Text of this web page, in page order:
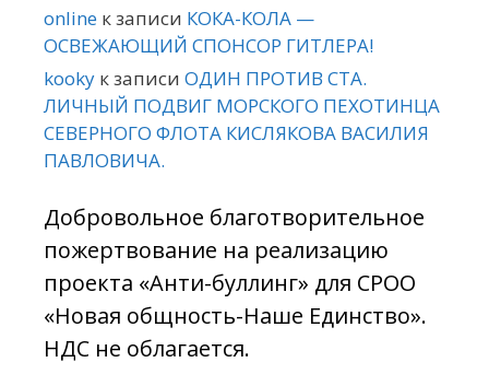
online к записи КОКА-КОЛА —
ОСВЕЖАЮЩИЙ СПОНСОР ГИТЛЕРА!
kooky к записи ОДИН ПРОТИВ СТА.
ЛИЧНЫЙ ПОДВИГ МОРСКОГО ПЕХОТИНЦА
СЕВЕРНОГО ФЛОТА КИСЛЯКОВА ВАСИЛИЯ
ПАВЛОВИЧА.
Добровольное благотворительное
пожертвование на реализацию
проекта «Анти-буллинг» для СРОО
«Новая общность-Наше Единство».
НДС не облагается.